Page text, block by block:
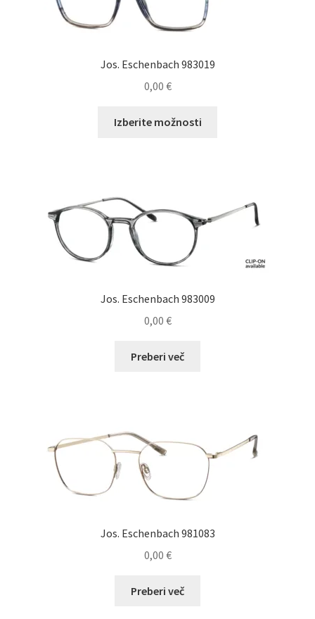
Jos. Eschenbach 983019
0,00 €
Izberite možnosti
Možnosti
lahko
Jos. Eschenbach 983009
0,00 €
Preberi več
Jos. Eschenbach 981083
0,00 €
Preberi več